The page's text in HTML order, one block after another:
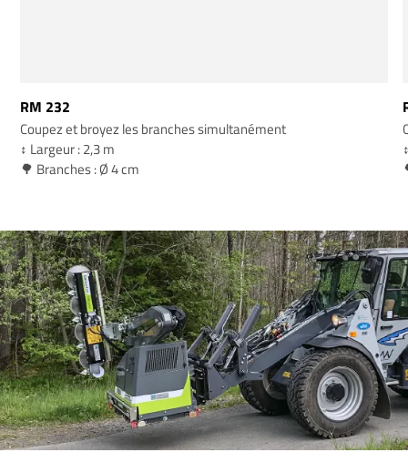
RM 232
Coupez et broyez les branches simultanément
↕️ Largeur : 2,3 m
🌳 Branches : Ø 4 cm